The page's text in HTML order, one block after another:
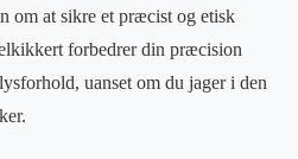
om at sikre et præcist og etisk
forbedrer din præcision
uanset om du jager i den